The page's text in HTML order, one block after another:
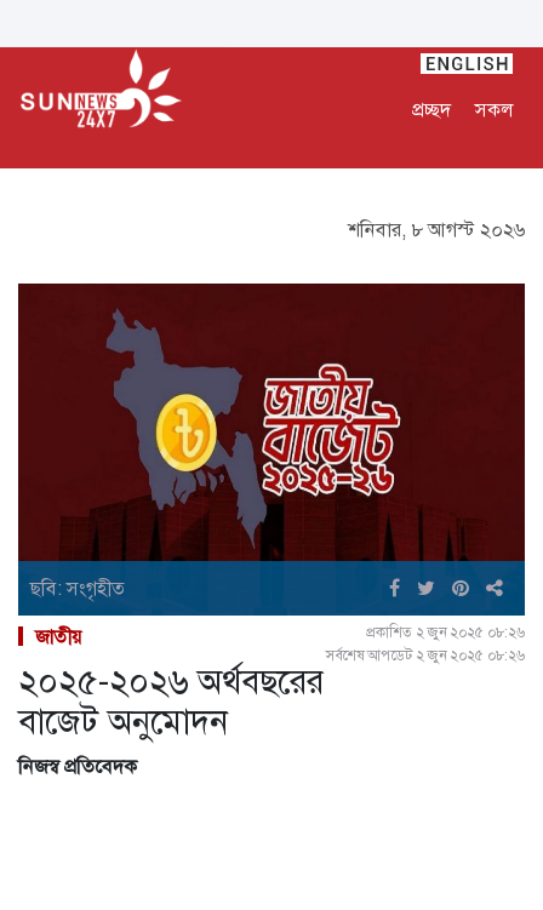
প্রচ্ছদ সকল
শনিবার, ৮ আগস্ট ২০২৬
ছবি: সংগৃহীত
জাতীয়
প্রকাশিত ২ জুন ২০২৫ ০৮:২৬
সর্বশেষ আপডেট ২ জুন ২০২৫ ০৮:২৬
২০২৫-২০২৬ অর্থবছরের
বাজেট অনুমোদন
নিজস্ব প্রতিবেদক